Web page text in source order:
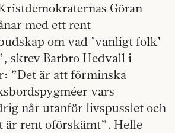
Göran
med ett rent
om vad ’vanligt folk’
skrev Barbro Hedvall i
”Det är att förminska
vars
når utanför livspusslet och
är rent oförskämt”. Helle